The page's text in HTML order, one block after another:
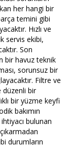
her hangi bir
temini gibi
Hızlı ve
servis ekibi,
Son
bir havuz teknik
sorunsuz bir
Filtre ve
düzenli bir
bir yüzme keyfi
bakımın
bulunan
durumların